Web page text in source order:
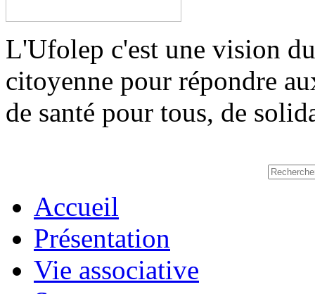
L'Ufolep c'est une vision
citoyenne pour répondre
de santé pour tous, de
Accueil
Présentation
Vie associative